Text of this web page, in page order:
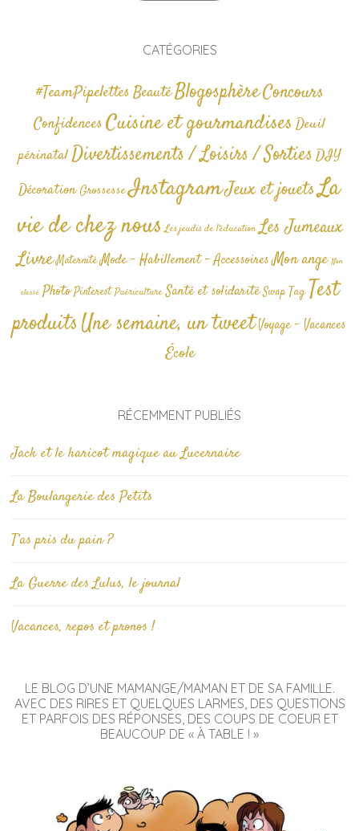
CATÉGORIES
#TeamPipelettesBeautéBlogosphèreConcours
Confidences Cuisine et gourmandises Deuil
périnatalDivertissements / Loisirs / SortiesDIY
Décoration GrossesseInstagramJeux et jouetsLa
vie de chez nous Les jeudis de l'éducation Les Jumeaux
Livre Maternité Mode - Habillement - AccessoiresMon ange Non
classé Photo Pinterest Puériculture Santé et solidarité Swap TagTest
produitsUne semaine, un tweetVoyage - Vacances
École
RÉCEMMENT PUBLIÉS
Jack et le haricot magique au Lucernaire
La Boulangerie des Petits
T’as pris du pain ?
La Guerre des Lulus, le journal
Vacances, repos et pronos !
LE BLOG D’UNE MAMANGE/MAMAN ET DE SA FAMILLE.
AVEC DES RIRES ET QUELQUES LARMES, DES QUESTIONS
ET PARFOIS DES RÉPONSES, DES COUPS DE COEUR ET
BEAUCOUP DE « À TABLE ! »